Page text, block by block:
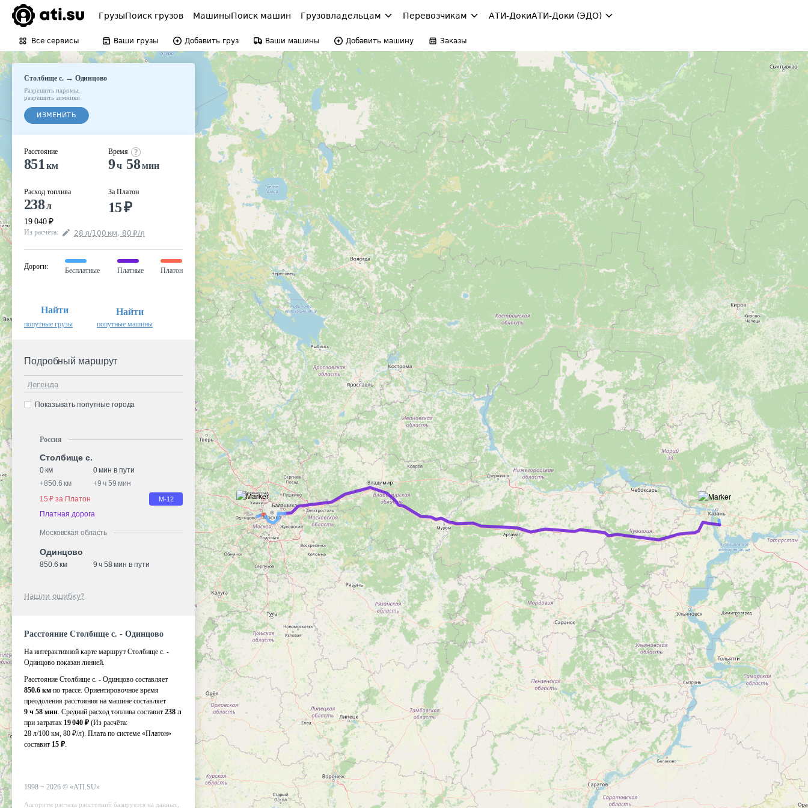
ГрузыПоиск грузов МашиныПоиск машин Грузовладельцам Перевозчикам АТИ-ДокиАТИ-Доки (ЭДО)
Все сервисы Ваши грузы Добавить груз Ваши машины Добавить машину Заказы
Столбище с.→ Одинцово
Разрешить паромы
разрешить зимники
ИЗМЕНИТЬ
Расстояние
851 км
Расход топлива
238л
19 040 ₽
Время
9ч 58мин
За Платон
15₽
Из расчёта: 28 л/100 км, 80 ₽/л
Дороги:
Бесплатные Платные Платон
Найти
попутные грузы
Найти
попутные машины
Подробный маршрут
Легенда
Показывать попутные города
Россия
Столбище с.
0 км
0 мин в пути
+850.6 км +9 ч 59 мин
15 ₽ за Платон
М-12
Платная дорога
Московская область
Одинцово
850.6 км 9 ч 58 мин в пути
Нашли ошибку?
Расстояние Столбище с. - Одинцово
На интерактивной карте маршрут Столбище с. -
Одинцово показан линией.
Расстояние Столбище с. - Одинцово составляет
850.6 км по трассе. Ориентировочное время
преодоления расстояния на машине составляет
9 ч 58 мин. Средний расход топлива составит 238 л
при затратах 19 040 ₽ (Из расчёта:
28 л/100 км, 80 ₽/л). Плата по системе «Платон»
составит 15 ₽.
1998 − 2026 © «ATI.SU»
Алгоритм расчета расстояний базируется на данных,